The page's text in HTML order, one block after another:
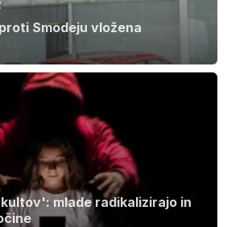
Smodeju vložena
mlade radikalizirajo in